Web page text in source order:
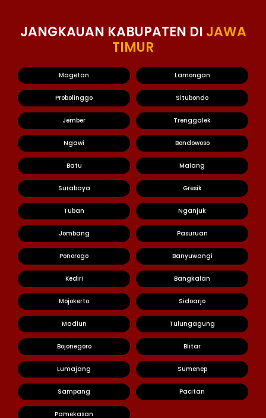
JANGKAUAN KABUPATEN DI JAWA
TIMUR
Magetan Lamongan
Probolinggo Situbondo
Jember Trenggalek
Ngawi Bondowoso
Batu Malang
Surabaya Gresik
Tuban Nganjuk
Jombang Pasuruan
Ponorogo Banyuwangi
Kediri Bangkalan
Mojokerto Sidoarjo
Madiun Tulungagung
Bojonegoro Blitar
Lumajang Sumenep
Sampang Pacitan
Pamekasan